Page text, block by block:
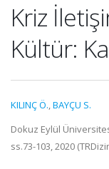
Kriz
Kültür:
KILINÇ Ö.,BAYÇU S.
Dokuz Eylül
ss.73-103, 2020